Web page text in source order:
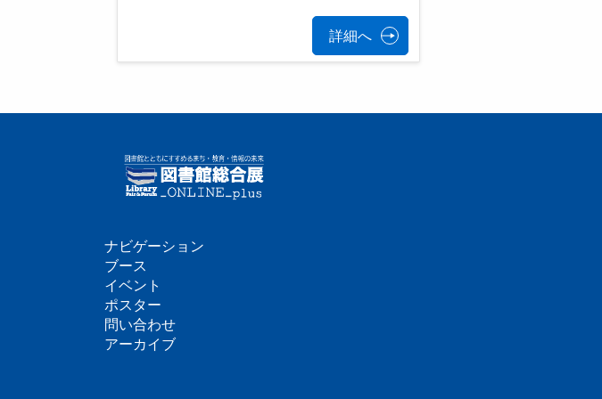
詳細へ
フ
ッ
タ
ナビゲーション
ブース
イベント
ポスター
問い合わせ
アーカイブ